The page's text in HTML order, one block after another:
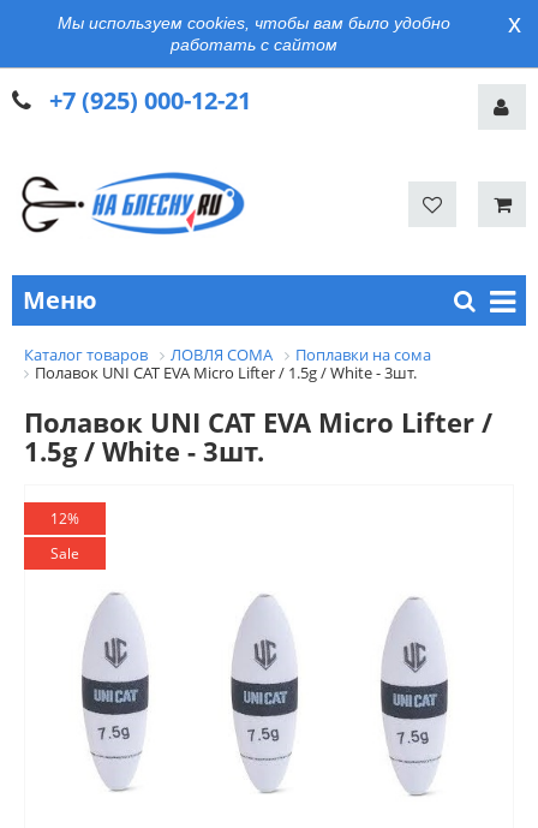
Мы используем cookies, чтобы вам было удобно
работать с сайтом
x
+7 (925) 000-12-21
Меню
Каталог товаров ЛОВЛЯ СОМА
Поплавки на сома
Полавок UNI CAT EVA Micro Lifter / 1.5g / White - 3шт.
Полавок UNI CAT EVA Micro Lifter /
1.5g / White - 3шт.
12%
Sale